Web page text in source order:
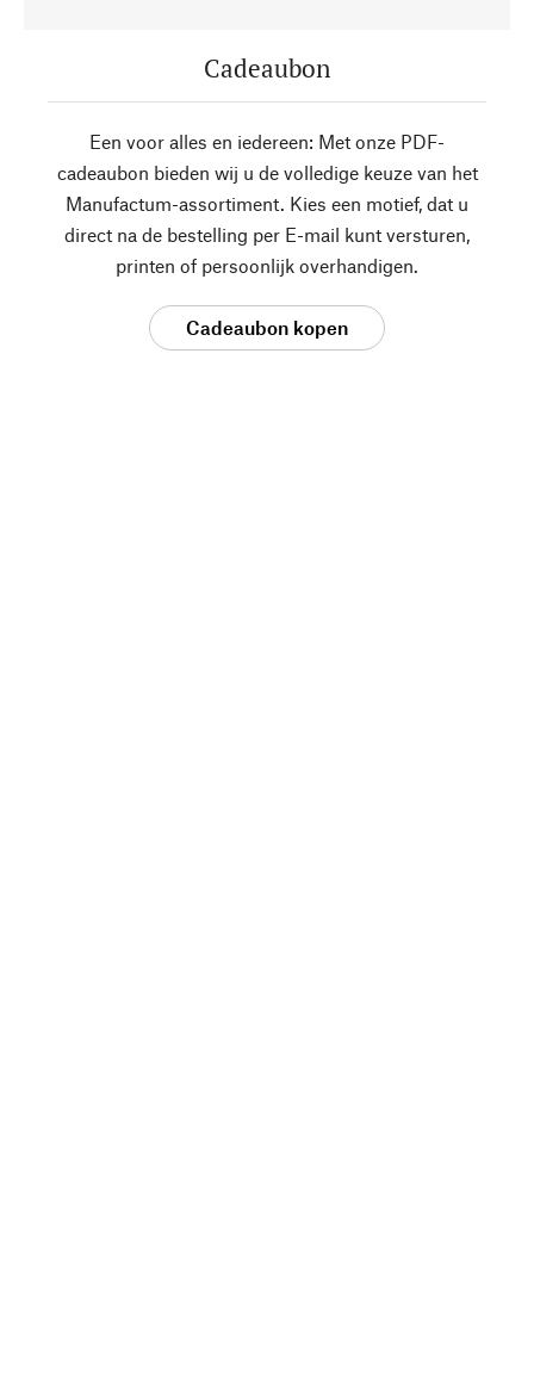
Cadeaubon
Een voor alles en iedereen: Met onze PDF-
cadeaubon bieden wij u de volledige keuze van het
Manufactum-assortiment. Kies een motief, dat u
direct na de bestelling per E-mail kunt versturen,
printen of persoonlijk overhandigen.
Cadeaubon kopen